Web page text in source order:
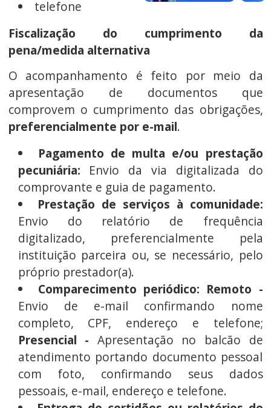
telefone
Fiscalização do cumprimento da
pena/medida alternativa
O acompanhamento é feito por meio da
apresentação de documentos que
comprovem o cumprimento das obrigações,
preferencialmente por e-mail.
Pagamento de multa e/ou prestação
pecuniária: Envio da via digitalizada do
comprovante e guia de pagamento.
Prestação de serviços à comunidade:
Envio do relatório de frequência
digitalizado, preferencialmente pela
instituição parceira ou, se necessário, pelo
próprio prestador(a).
Comparecimento periódico: Remoto -
Envio de e-mail confirmando nome
completo, CPF, endereço e telefone;
Presencial - Apresentação no balcão de
atendimento portando documento pessoal
com foto, confirmando seus dados
pessoais, e-mail, endereço e telefone.